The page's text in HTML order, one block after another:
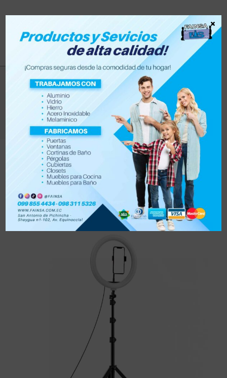
fotografia
Productos > fotografia
Filtrar
Orden por defecto
×